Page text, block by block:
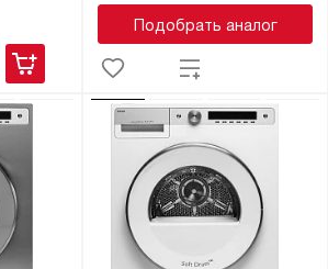
Подобрать аналог